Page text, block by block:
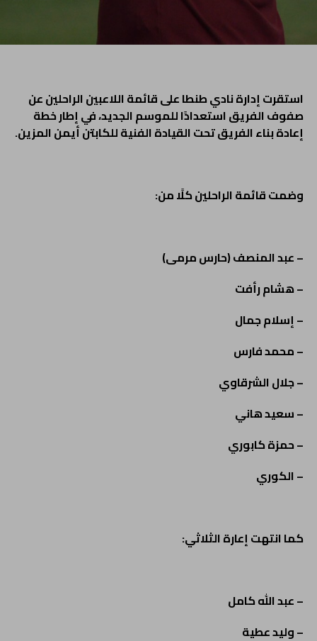
استقرت إدارة نادي طنطا على قائمة اللاعبين الراحلين عن
صفوف الفريق استعدادًا للموسم الجديد، في إطار خطة
إعادة بناء الفريق تحت القيادة الفنية للكابتن أيمن المزين.
وضمت قائمة الراحلين كلًا من:
– عبد المنصف (حارس مرمى)
– هشام رأفت
– إسلام جمال
– محمد فارس
– جلال الشرقاوي
– سعيد هاني
– حمزة كابوري
– الكوري
كما انتهت إعارة الثلاثي:
– عبد الله كامل
– وليد عطية